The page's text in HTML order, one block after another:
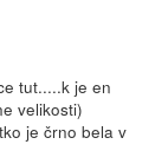
tut.....k je en
velikosti)
je črno bela v